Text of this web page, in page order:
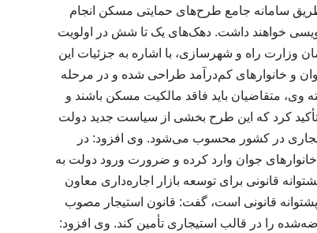
طرح در روزهای ۱۸ و ۱۹ خردادماه از طریق سامانه جامع طرح‌های حمایتی مسکن انجام
از ۱۰ شهر کشور امکان نام‌نویسی خواهند داشت. دهک‌های یک تا شش در اولویت
راه و شهرسازی، با اشاره به جزئیات این
و خانوارهای کم‌درآمد طراحی شده و در مرحله
متقاضیان باید فاقد مالکیت مسکن باشند و
تأکید کرد که این طرح بخشی از سیاست جدید دولت
در کشور محسوب می‌شود. وی افزود: در
جوان وارد کرده و ضرورت ورود دولت به
قانونی برای توسعه بازار اجاره‌داری معاون
قانونی است، گفت: قانون استیجار مصوب
را در قالب استیجاری تأمین کند. وی افزود: